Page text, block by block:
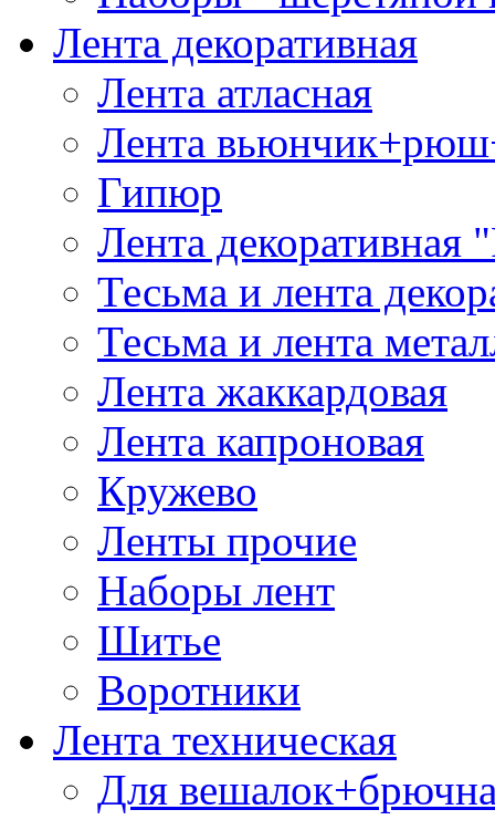
Лента декоративная
Лента атласная
Лента
Гипюр
Лента декоративная
Тесьма и лента
Тесьма и лента
Лента жаккардовая
Лента капроновая
Кружево
Ленты прочие
Наборы лент
Шитье
Воротники
Лента техническая
Для